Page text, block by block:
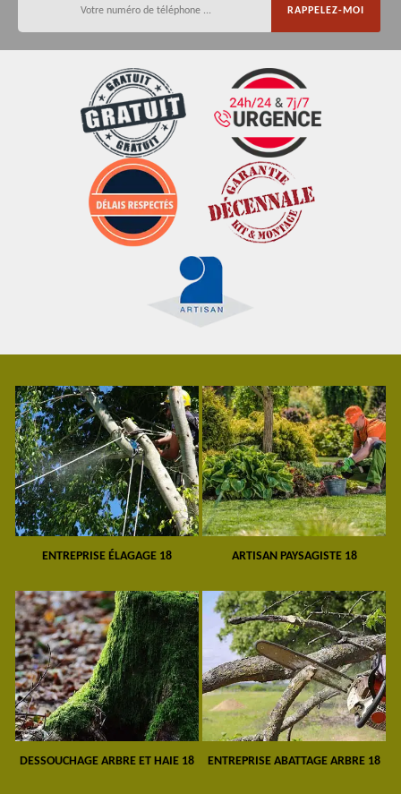
ENTREPRISE ÉLAGAGE 18 ARTISAN PAYSAGISTE 18
DESSOUCHAGE ARBRE ET HAIE 18 ENTREPRISE ABATTAGE ARBRE 18